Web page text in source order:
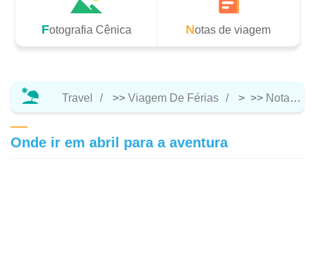
Fotografia Cênica Notas de viagem
Travel >> Viagem De Férias > >> Notas De Viagem
Onde ir em abril para a aventura